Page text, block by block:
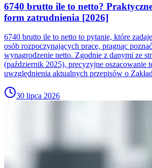
6740 brutto ile to netto?
form zatrudnienia [2026]
6740 brutto ile to netto to pytanie, które
osób rozpoczynających pracę, pragnąc
wynagrodzenie netto. Zgodnie z danymi ze
(październik 2025), precyzyjne oszacowanie
uwzględnienia aktualnych przepisów o
30 lipca 2026